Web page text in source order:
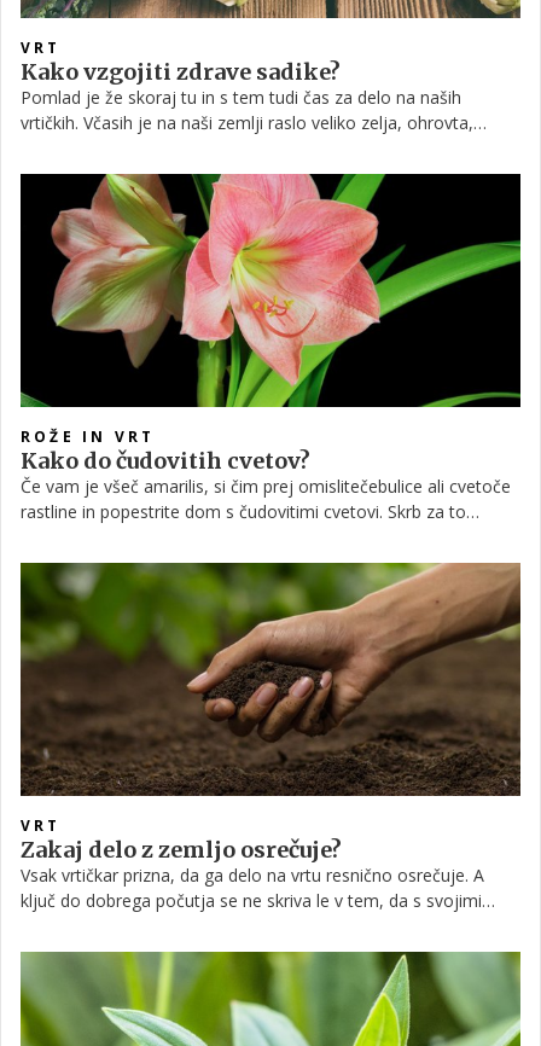
VRT
Kako vzgojiti zdrave sadike?
Pomlad je že skoraj tu in s tem tudi čas za delo na naših
vrtičkih. Včasih je na naši zemlji raslo veliko zelja, ohrovta,
'solatni' narod.
ROŽE IN VRT
Kako do čudovitih cvetov?
Če vam je všeč amarilis, si čim prej omislitečebulice ali cvetoče
rastline in popestrite dom s čudovitimi cvetovi. Skrb za to
nadaljevanju ponujamo nekaj nasvetov, s pomočjo katerih bo
amarilis cvetel v vsej svoji lepoti.
VRT
Zakaj delo z zemljo osrečuje?
Vsak vrtičkar prizna, da ga delo na vrtu resnično osrečuje. A
ključ do dobrega počutja se ne skriva le v tem, da s svojimi
pač pa tudi v sami zemlji oziroma prsti. Mikroorganizmi v njej
namreč povzročijo proizvodnjo "hormona sreče" v našem
telesu.